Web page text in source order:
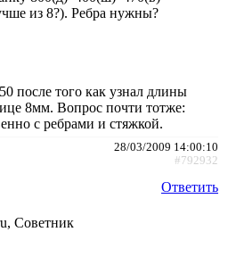
из 8?). Ребра нужны?
после того как узнал длины
8мм. Вопрос почти тотже:
с ребрами и стяжкой.
28/03/2009 14:00:10
#792932
Ответить
Советник